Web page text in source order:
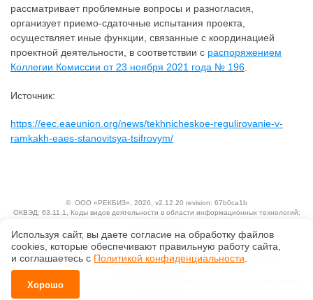
рассматривает проблемные вопросы и разногласия,
организует приемо-сдаточные испытания проекта,
осуществляет иные функции, связанные с координацией
проектной деятельности, в соответствии с распоряжением
Коллегии Комиссии от 23 ноября 2021 года № 196
Источник:
https://eec.eaeunion.org/news/tekhnicheskoe-regulirovanie-v-
ramkakh-eaes-stanovitsya-tsifrovym/
© ООО «РЕКБИЗ» , 2026, v2.12.20 revision: 67b0ca1b
ОКВЭД: 63.11.1, Коды видов деятельности в области информационных технологий:
Ценовая политика
Исключительные авторские и смежные права принадлежат АО «Кодекс».
Положение по обработке и защите персональных данных
Справка о регистрации продуктов АО «Кодекс» в Реестре российского программного
Используя сайт, вы даете согласие на обработку файлов
сооkiеs, которые обеспечивают правильную работу сайта,
и соглашаетесь с Политикой конфиденциальности.
Хорошо